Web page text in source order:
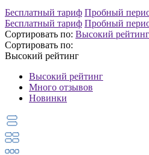
Бесплатный тариф Пробный
Бесплатный тариф Пробный
Сортировать по: Высокий рейтинг
Сортировать по:
Высокий рейтинг
Высокий рейтинг
Много отзывов
Новинки